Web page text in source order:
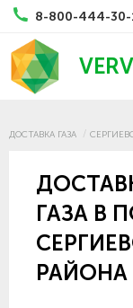
8-800-444-30-
ДОСТАВКА ГАЗА
ГАЗА В
РАЙОНА